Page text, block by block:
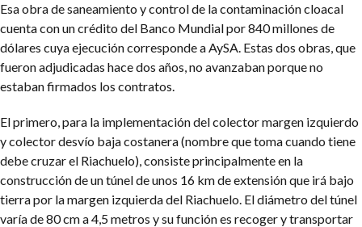
Esa obra de saneamiento y control de la contaminación cloacal
cuenta con un crédito del Banco Mundial por 840 millones de
dólares cuya ejecución corresponde a AySA. Estas dos obras, que
fueron adjudicadas hace dos años, no avanzaban porque no
estaban firmados los contratos.
El primero, para la implementación del colector margen izquierdo
y colector desvío baja costanera (nombre que toma cuando tiene
debe cruzar el Riachuelo), consiste principalmente en la
construcción de un túnel de unos 16 km de extensión que irá bajo
tierra por la margen izquierda del Riachuelo. El diámetro del túnel
varía de 80 cm a 4,5 metros y su función es recoger y transportar